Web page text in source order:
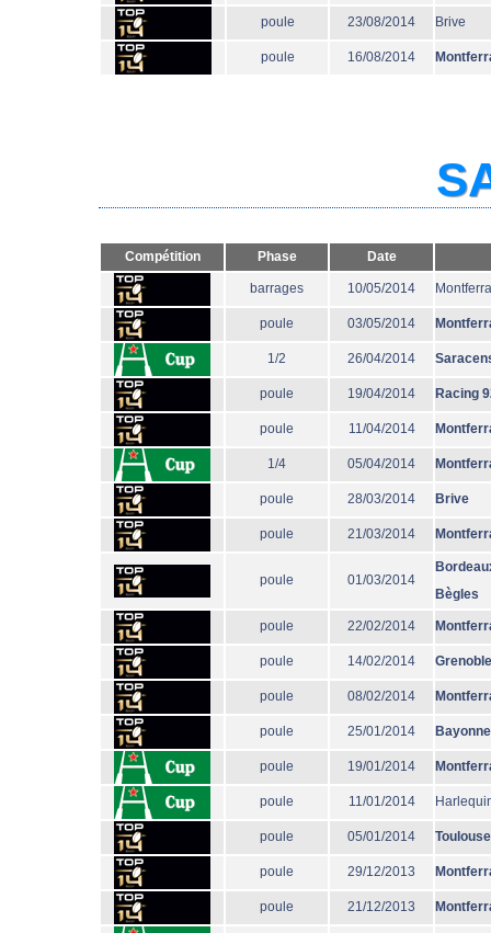
poule 23/08/2014 Brive
poule 16/08/2014
Compétition Phase Date
barrages 10/05/2014
poule 03/05/2014
1/2 26/04/2014
poule 19/04/2014 Racing
poule 11/04/2014
1/4 05/04/2014
poule 28/03/2014 Brive
poule 21/03/2014
poule 01/03/2014
Bègles
poule 22/02/2014
poule 14/02/2014 Grenoble
poule 08/02/2014
poule 25/01/2014 Bayonne
poule 19/01/2014
poule 11/01/2014
poule 05/01/2014 Toulouse
poule 29/12/2013
poule 21/12/2013